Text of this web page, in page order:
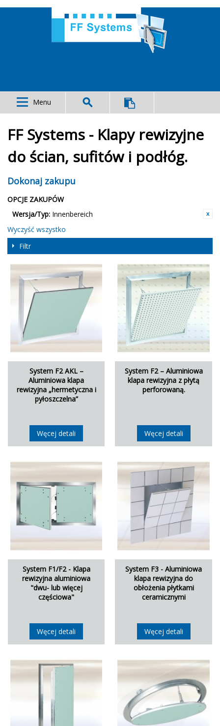
Menu
FF Systems - Klapy rewizyjne
do ścian, sufitów i podłóg.
Dokonaj zakupu
OPCJE ZAKUPÓW
Wersja/Typ: Innenbereich
Wyczyść wszystko
Filtr
System F2 AKL –
Aluminiowa klapa
rewizyjna „hermetyczna i
pyłoszczelna”
Węcej detali
System F2 – Aluminiowa
klapa rewizyjna z płytą
perforowaną.
Węcej detali
System F1/F2 - Klapa
rewizyjna aluminiowa
"dwu- lub więcej
częściowa"
Węcej detali
System F3 - Aluminiowa
klapa rewizyjna do
obłożenia płytkami
ceramicznymi
Węcej detali